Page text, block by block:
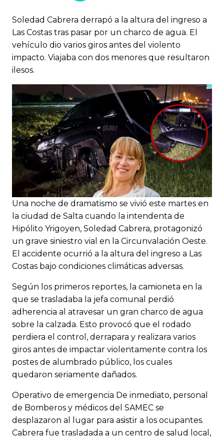
Soledad Cabrera derrapó a la altura del ingreso a
Las Costas tras pasar por un charco de agua. El
vehículo dio varios giros antes del violento
impacto. Viajaba con dos menores que resultaron
ilesos.
Una noche de dramatismo se vivió este martes en
la ciudad de Salta cuando la intendenta de
Hipólito Yrigoyen, Soledad Cabrera, protagonizó
un grave siniestro vial en la Circunvalación Oeste.
El accidente ocurrió a la altura del ingreso a Las
Costas bajo condiciones climáticas adversas.
Según los primeros reportes, la camioneta en la
que se trasladaba la jefa comunal perdió
adherencia al atravesar un gran charco de agua
sobre la calzada. Esto provocó que el rodado
perdiera el control, derrapara y realizara varios
giros antes de impactar violentamente contra los
postes de alumbrado público, los cuales
quedaron seriamente dañados.
Operativo de emergencia De inmediato, personal
de Bomberos y médicos del SAMEC se
desplazaron al lugar para asistir a los ocupantes.
Cabrera fue trasladada a un centro de salud local,